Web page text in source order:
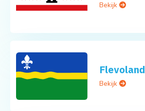
Bekijk
Flevoland
Bekijk